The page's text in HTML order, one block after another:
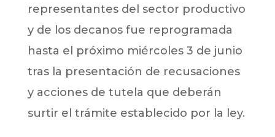
representantes del sector productivo
y de los decanos fue reprogramada
hasta el próximo miércoles 3 de junio
tras la presentación de recusaciones
y acciones de tutela que deberán
surtir el trámite establecido por la ley.